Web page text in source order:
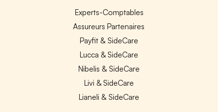
Experts-Comptables
Assureurs Partenaires
Payfit & SideCare
Lucca & SideCare
Nibelis & SideCare
Livi & SideCare
Lianeli & SideCare